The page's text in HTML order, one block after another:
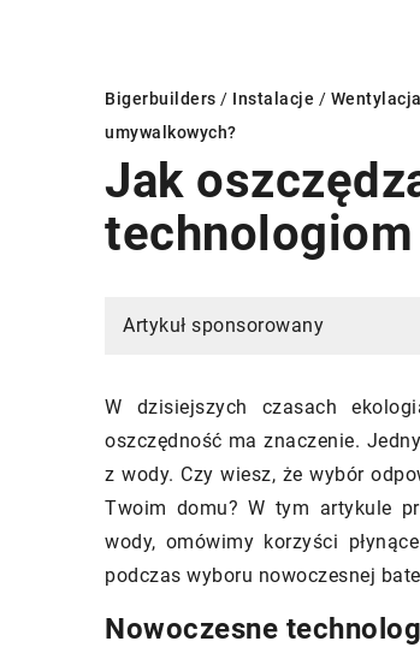
Bigerbuilders / Instalacje / Wentylacja
umywalkowych?
Jak
Artykuł sponsorowany
W dzisiejszych czasach
oszczędność ma znaczenie.
z wody. Czy wiesz, że wybór
Twoim domu? W tym artykule
wody, omówimy korzyści
podczas wyboru nowoczesnej
Nowoczesne
zewnętrzne: Funkcjonalność,
i bezpieczeństwo Twojego
zewnętrzne: Bezpieczeństwo,
02/10/
Jakie